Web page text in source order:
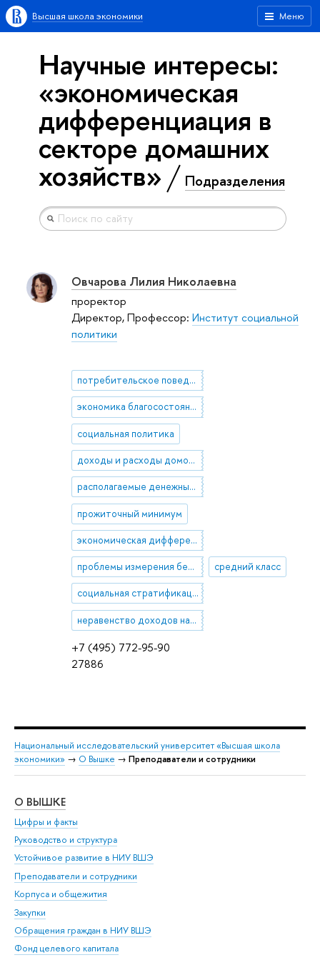
Меню
Высшая школа экономики
Научные интересы:
«экономическая
дифференциация в
секторе домашних
хозяйств» Подразделения
+7 (495) 772-95-90
27886
Овчарова Лилия Николаевна
проректор
Директор, Профессор: Институт социальной
политики
потребительское поведение населения
экономика благосостояния
социальная политика
доходы и расходы домохозяйств
располагаемые денежные доходы населения
прожиточный минимум
экономическая дифференциация в секторе домашних хозяйств
проблемы измерения бедности средний класс
социальная стратификация в России
неравенство доходов населения
Национальный исследовательский университет «Высшая школа
экономики» → О Вышке → Преподаватели и сотрудники
О ВЫШКЕ
Цифры и факты
Руководство и структура
Устойчивое развитие в НИУ ВШЭ
Преподаватели и сотрудники
Корпуса и общежития
Закупки
Обращения граждан в НИУ ВШЭ
Фонд целевого капитала